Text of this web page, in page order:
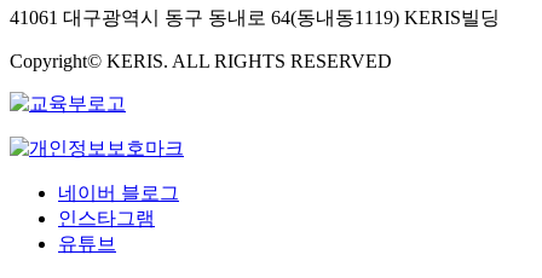
41061 대구광역시 동구 동내로 64(동내동1119) KERIS빌딩
Copyright© KERIS. ALL RIGHTS RESERVED
네이버 블로그
인스타그램
유튜브